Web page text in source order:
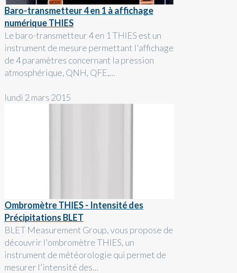
Baro-transmetteur 4 en 1 à affichage
numérique THIES
Le baro-transmetteur 4 en 1 THIES est un
instrument de mesure permettant l'affichage
de 4 paramètres concernant la pression
atmosphérique, QNH, QFE,...
lundi 2 mars 2015
Ombromètre THIES - Intensité des
Précipitations BLET
BLET Measurement Group, vous propose de
découvrir l'ombromètre THIES, un
instrument de météorologie qui permet de
mesurer l'intensité des...